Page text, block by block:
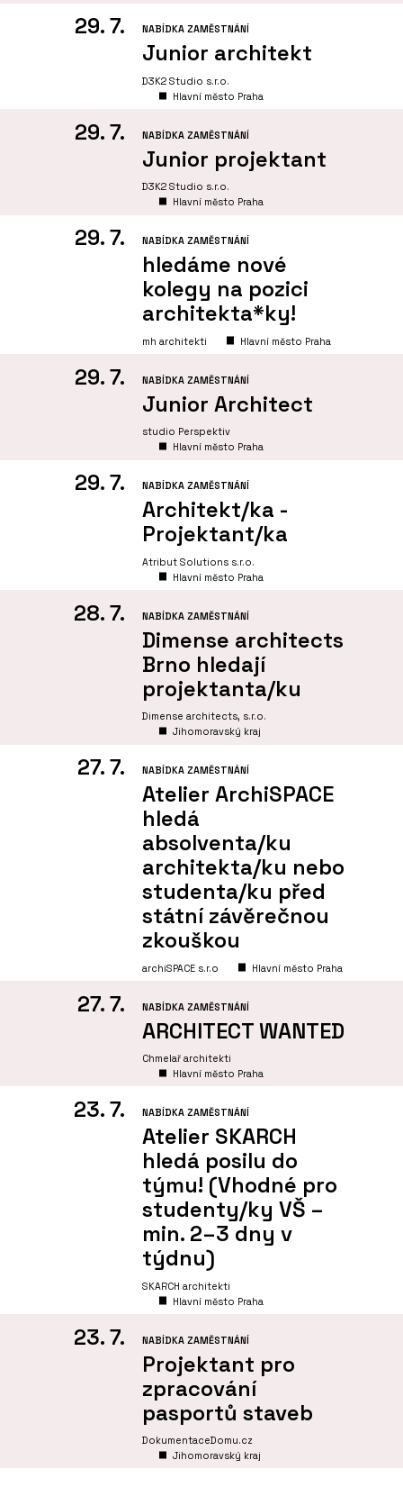
29. 7. NABÍDKA ZAMĚSTNÁNÍ
Junior architekt
D3K2 Studio s.r.o.
Hlavní město Praha
29. 7. NABÍDKA ZAMĚSTNÁNÍ
Junior projektant
D3K2 Studio s.r.o.
Hlavní město Praha
29. 7. NABÍDKA ZAMĚSTNÁNÍ
hledáme nové
kolegy na pozici
architekta*ky!
mh architekti Hlavní město Praha
29. 7. NABÍDKA ZAMĚSTNÁNÍ
Junior Architect
studio Perspektiv
Hlavní město Praha
29. 7. NABÍDKA ZAMĚSTNÁNÍ
Architekt/ka -
Projektant/ka
Atribut Solutions s.r.o.
Hlavní město Praha
28. 7. NABÍDKA ZAMĚSTNÁNÍ
Dimense architects
Brno hledají
projektanta/ku
Dimense architects, s.r.o.
Jihomoravský kraj
27. 7. NABÍDKA ZAMĚSTNÁNÍ
Atelier ArchiSPACE
hledá
absolventa/ku
architekta/ku nebo
studenta/ku před
státní závěrečnou
zkouškou
archiSPACE s.r.o Hlavní město Praha
27. 7. NABÍDKA ZAMĚSTNÁNÍ
ARCHITECT WANTED
Chmelař architekti
Hlavní město Praha
23. 7. NABÍDKA ZAMĚSTNÁNÍ
Atelier SKARCH
hledá posilu do
týmu! (Vhodné pro
studenty/ky VŠ –
min. 2–3 dny v
týdnu)
SKARCH architekti
Hlavní město Praha
23. 7. NABÍDKA ZAMĚSTNÁNÍ
Projektant pro
zpracování
pasportů staveb
DokumentaceDomu.cz
Jihomoravský kraj